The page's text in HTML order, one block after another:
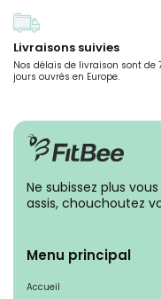
Livraisons suivies
Nos délais de livraison sont de
jours ouvrés en Europe.
Ne subissez plus
assis, chouchoutez
Menu principal
Accueil